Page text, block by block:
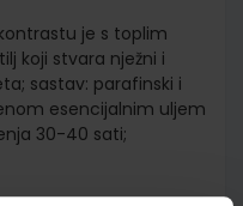
je s toplim
koji stvara nježni i
sastav: parafinski i
esencijalnim uljem
30-40 sati;